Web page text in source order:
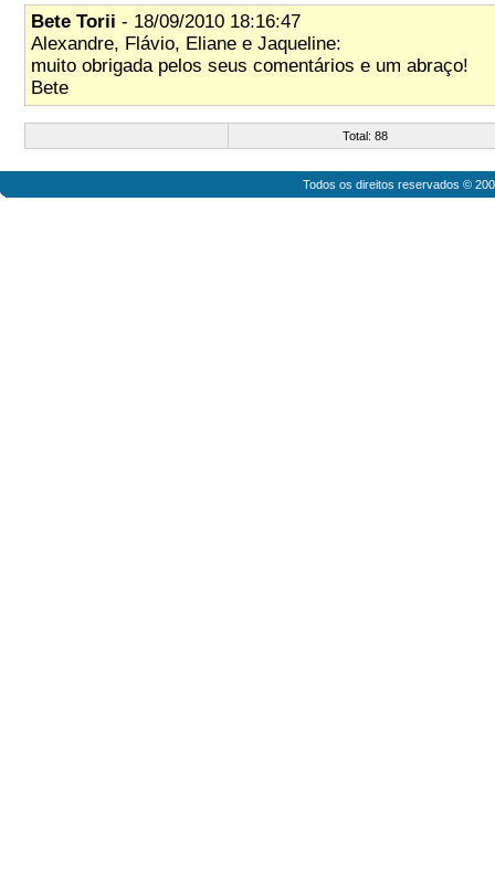
Bete Torii - 18/09/2010 18:16:47
Alexandre, Flávio, Eliane e Jaqueline:
muito obrigada pelos seus comentários e um abraço!
Bete
Total: 88
Todos os direitos reservados ©